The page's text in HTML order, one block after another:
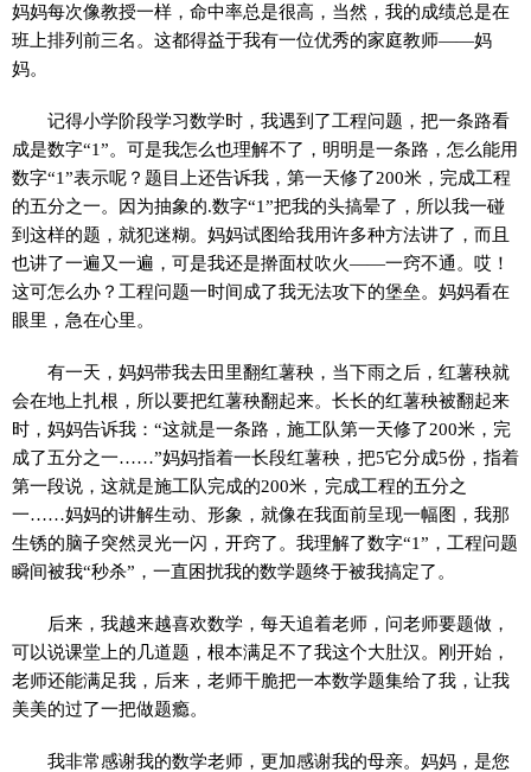
妈妈每次像教授一样，命中率总是很高，当然，我的成绩总是在
班上排列前三名。这都得益于我有一位优秀的家庭教师——妈
妈。
记得小学阶段学习数学时，我遇到了工程问题，把一条路看
成是数字“1”。可是我怎么也理解不了，明明是一条路，怎么能用
数字“1”表示呢？题目上还告诉我，第一天修了200米，完成工程
的五分之一。因为抽象的.数字“1”把我的头搞晕了，所以我一碰
到这样的题，就犯迷糊。妈妈试图给我用许多种方法讲了，而且
也讲了一遍又一遍，可是我还是擀面杖吹火——一窍不通。哎！
这可怎么办？工程问题一时间成了我无法攻下的堡垒。妈妈看在
眼里，急在心里。
有一天，妈妈带我去田里翻红薯秧，当下雨之后，红薯秧就
会在地上扎根，所以要把红薯秧翻起来。长长的红薯秧被翻起来
时，妈妈告诉我：“这就是一条路，施工队第一天修了200米，完
成了五分之一……”妈妈指着一长段红薯秧，把5它分成5份，指着
第一段说，这就是施工队完成的200米，完成工程的五分之
一……妈妈的讲解生动、形象，就像在我面前呈现一幅图，我那
生锈的脑子突然灵光一闪，开窍了。我理解了数字“1”，工程问题
瞬间被我“秒杀”，一直困扰我的数学题终于被我搞定了。
后来，我越来越喜欢数学，每天追着老师，问老师要题做，
可以说课堂上的几道题，根本满足不了我这个大肚汉。刚开始，
老师还能满足我，后来，老师干脆把一本数学题集给了我，让我
美美的过了一把做题瘾。
我非常感谢我的数学老师，更加感谢我的母亲。妈妈，是您